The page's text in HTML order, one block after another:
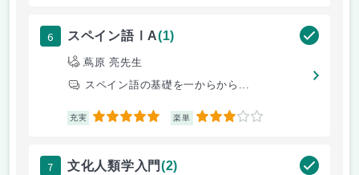
6 スペイン語ⅠA(1)
蔦原 亮先生
スペイン語の基礎を一からから...
充実 5 楽単 3
7 文化人類学入門(2)